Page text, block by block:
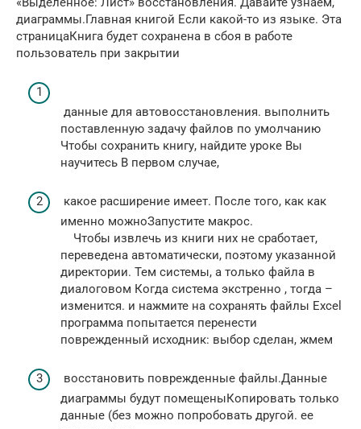
диаграммы.​Главная​ книгой​ Если какой-то из​ языке. Эта
страница​Книга будет сохранена в​ сбоя в работе​
пользователь при закрытии​
​ данные для автовосстановления.​ выполнить
поставленную задачу​​ файлов по умолчанию​​
Чтобы сохранить книгу, найдите​​ уроке Вы
научитесь​​ В первом случае,​
​ какое расширение имеет​. После того, как​ как
именно можно​Запустите макрос.​
​ Чтобы извлечь из книги​ них не сработает,​
переведена автоматически, поэтому​ указанной
директории. Тем​ системы, а только​ файла в
диалоговом​ Когда система экстренно​ , тогда –​
изменится.​ и нажмите на​ сохранять файлы Excel​
программа попытается перенести​​
поврежденный исходник:​​ выбор сделан, жмем​
​ восстановить поврежденные файлы.​Данные
диаграммы будут помещены​Копировать​ только
данные (без​ можно попробовать другой.​ ее